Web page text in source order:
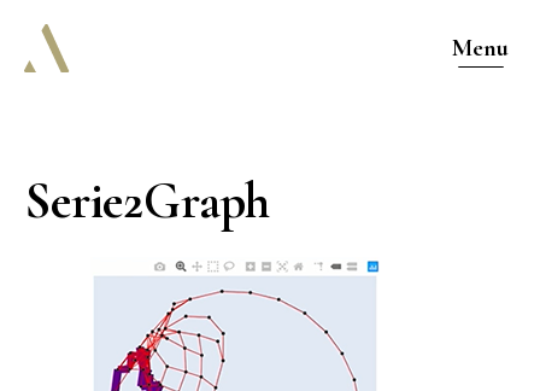
Menu
Serie2Graph